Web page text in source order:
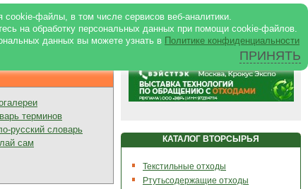
cookie-файлы, в том числе сервисов веб-аналитики.
на обработку персональных данных при помощи cookie-файлов.
данных вы можете узнать в Политике конфиденциальности
ПРИНЯТЬ
|Реклама в журнале |
терминов
русский словарь
сам
КАТАЛОГ ВТОРСЫРЬЯ
Текстильные отходы
Ртутьсодержащие отходы